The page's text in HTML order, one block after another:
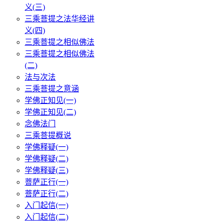
义(三)
三乘菩提之法华经讲
义(四)
三乘菩提之相似佛法
三乘菩提之相似佛法
(二)
法与次法
三乘菩提之意涵
学佛正知见(一)
学佛正知见(二)
念佛法门
三乘菩提概说
学佛释疑(一)
学佛释疑(二)
学佛释疑(三)
菩萨正行(一)
菩萨正行(二)
入门起信(一)
入门起信(二)